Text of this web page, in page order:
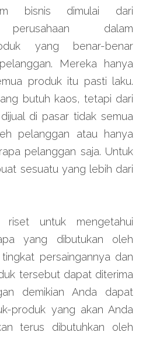
bisnis dimulai dari
perusahaan dalam
yang benar-benar
Mereka hanya
produk itu pasti laku.
butuh kaos, tetapi dari
di pasar tidak semua
pelanggan atau hanya
pelanggan saja. Untuk
sesuatu yang lebih dari
riset untuk mengetahui
yang dibutukan oleh
persaingannya dan
tersebut dapat diterima
demikian Anda dapat
produk yang akan Anda
terus dibutuhkan oleh